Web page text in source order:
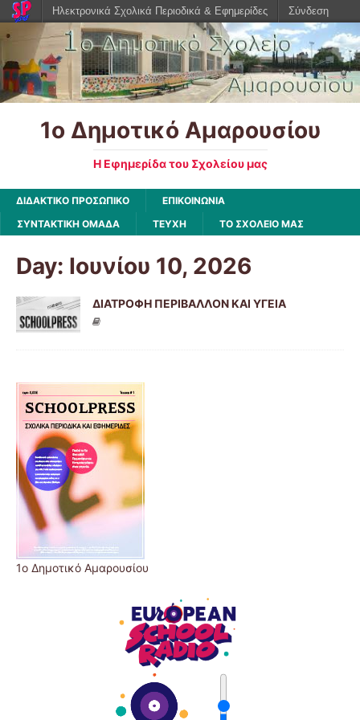
1ο Δημοτικό Αμαρουσίου
Η Εφημερίδα του Σχολείου μας
ΔΙΔΑΚΤΙΚΟ ΠΡΟΣΩΠΙΚΟ
ΕΠΙΚΟΙΝΩΝΙΑ
ΣΥΝΤΑΚΤΙΚΗ ΟΜΑΔΑ
ΤΕΥΧΗ ΤΟ ΣΧΟΛΕΙΟ ΜΑΣ
Day: Ιουνίου 10, 2026
ΔΙΑΤΡΟΦΗ ΠΕΡΙΒΑΛΛΟΝ ΚΑΙ ΥΓΕΙΑ
1ο Δημοτικό Αμαρουσίου
Ηλεκτρονικά Σχολικά Περιοδικά & Εφημερίδες Σύνδεση